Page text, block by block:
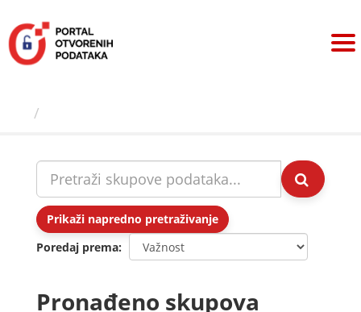
sadržaj
Prikaži napredno pretraživanje
Poredaj prema
Pronađeno skupova